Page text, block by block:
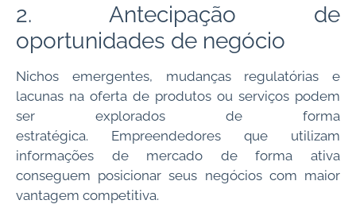
2. Antecipação de
oportunidades de negócio
Nichos emergentes, mudanças regulatórias e
lacunas na oferta de produtos ou serviços podem
ser explorados de forma
estratégica. Empreendedores que utilizam
informações de mercado de forma ativa
conseguem posicionar seus negócios com maior
vantagem competitiva.